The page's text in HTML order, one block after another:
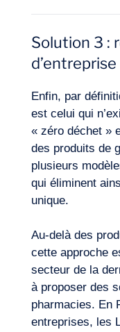
Solution 3 :
d’entreprise
Enfin, par
est celui qui
« zéro déchet »
des produits de
plusieurs
qui éliminent
unique.
Au-delà des
cette approche
secteur de la
à proposer des
pharmacies. En
entreprises, les